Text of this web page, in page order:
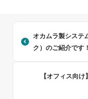
オカムラ製システ
ク）のご紹介です
【オフィス向